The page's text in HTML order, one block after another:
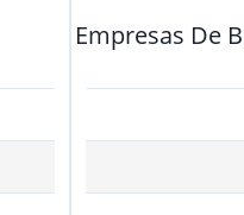
Empresas De